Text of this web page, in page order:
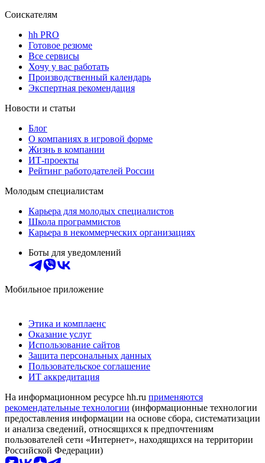
Соискателям
hh PRO
Готовое резюме
Все сервисы
Хочу у вас работать
Производственный календарь
Экспертная рекомендация
Новости и статьи
Блог
О компаниях в игровой форме
Жизнь в компании
ИТ-проекты
Рейтинг работодателей России
Молодым специалистам
Карьера для молодых специалистов
Школа программистов
Карьера в некоммерческих организациях
Боты для уведомлений
Мобильное приложение
Этика и комплаенс
Оказание услуг
Использование сайтов
Защита персональных данных
Пользовательское соглашение
ИТ аккредитация
На информационном ресурсе hh.ru применяются
рекомендательные технологии (информационные технологии
предоставления информации на основе сбора, систематизации
и анализа сведений, относящихся к предпочтениям
пользователей сети «Интернет», находящихся на территории
Российской Федерации)